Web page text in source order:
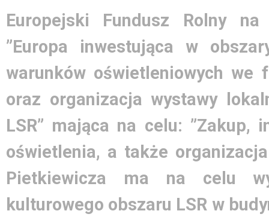
Europejski Fundusz Rolny
”Europa inwestująca w
warunków oświetleniowych we
oraz organizacja wystawy
LSR” mająca na celu: ”Zakup,
oświetlenia, a także
Pietkiewicza ma na celu
kulturowego obszaru LSR w